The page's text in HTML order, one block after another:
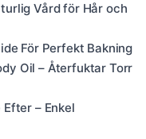
Vård för Hår och
För Perfekt Bakning
Oil – Återfuktar Torr
– Enkel